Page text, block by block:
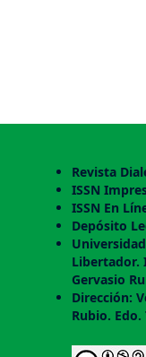
Revista
ISSN
ISSN En
Depósito
Libertador.
Gervasio
Dirección:
Rubio. Edo.